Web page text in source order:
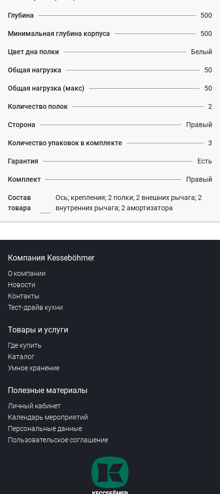
Глубина 500
Минимальная глубина корпуса 500
Цвет дна полки Белый
Общая нагрузка 50
Общая нагрузка (макс) 50
Количество полок 2
Сторона Правый
Количество упаковок в комплекте 3
Гарантия Есть
Комплект Правый
Состав
товара
Ось; крепления; 2 полки; 2 внешних рычага; 2
внутренних рычага; 2 амортизатора
Компания Kesseböhmer
О компании
Новости
Контакты
Тест-драйв кухни
Товары и услуги
Где купить
Каталог
Умное хранение
Полезные материалы
Личный кабинет
Календарь мероприятий
Персональные данные
Пользовательское соглашение